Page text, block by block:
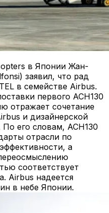
в Японии Жан-
заявил, что рад
в семействе Airbus.
первого ACH130
отражает сочетание
и дизайнерской
его словам, ACH130
отрасли по
а
соответствует
Airbus надеется
в небе Японии.